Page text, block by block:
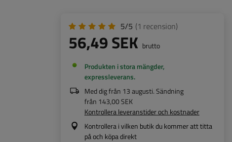
5/5 (1 recension)
56,49 SEK brutto
Produkten i stora mängder,
expressleverans
Med dig från 13 augusti. Sändning
från 143,00 SEK
Kontrollera leveranstider och kostnader
Kontrollera i vilken butik du kommer att titta
på och köpa direkt